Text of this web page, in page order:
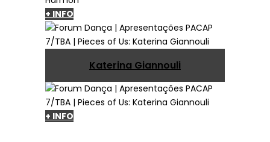
+ INFO
Katerina Giannouli
+ INFO